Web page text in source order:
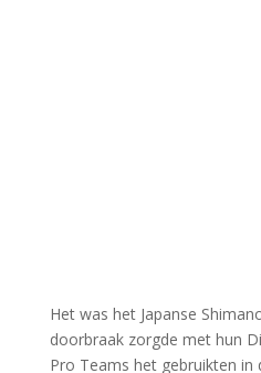
Het was het Japanse
doorbraak zorgde met hun
Pro Teams het gebruikten in